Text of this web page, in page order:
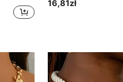
16,81zł